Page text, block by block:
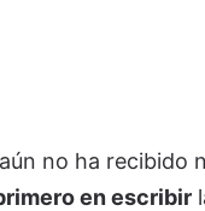
no ha recibido
en escribir